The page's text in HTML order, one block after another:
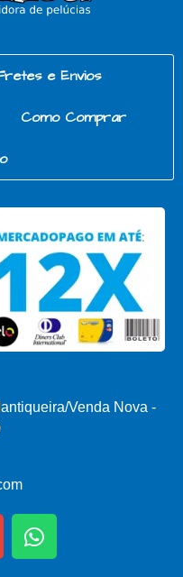
e Envios
Como Comprar
Venda Nova -